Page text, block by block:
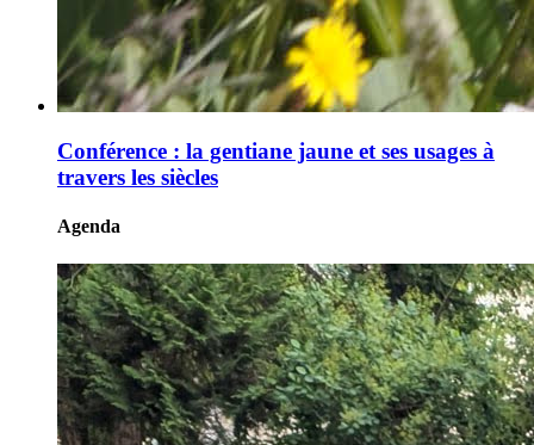
Conférence : la gentiane jaune et ses usages à
travers les siècles
Agenda